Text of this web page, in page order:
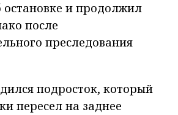
остановке и продолжил
после
преследования
подросток, который
пересел на заднее